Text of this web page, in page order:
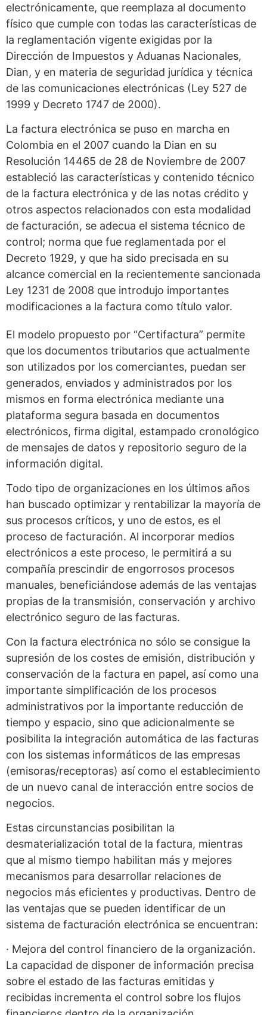
electrónicamente, que reemplaza al documento
físico que cumple con todas las características de
la reglamentación vigente exigidas por la
Dirección de Impuestos y Aduanas Nacionales,
Dian, y en materia de seguridad jurídica y técnica
de las comunicaciones electrónicas (Ley 527 de
1999 y Decreto 1747 de 2000).
La factura electrónica se puso en marcha en
Colombia en el 2007 cuando la Dian en su
Resolución 14465 de 28 de Noviembre de 2007
estableció las características y contenido técnico
de la factura electrónica y de las notas crédito y
otros aspectos relacionados con esta modalidad
de facturación, se adecua el sistema técnico de
control; norma que fue reglamentada por el
Decreto 1929, y que ha sido precisada en su
alcance comercial en la recientemente sancionada
Ley 1231 de 2008 que introdujo importantes
modificaciones a la factura como título valor.
El modelo propuesto por “Certifactura” permite
que los documentos tributarios que actualmente
son utilizados por los comerciantes, puedan ser
generados, enviados y administrados por los
mismos en forma electrónica mediante una
plataforma segura basada en documentos
electrónicos, firma digital, estampado cronológico
de mensajes de datos y repositorio seguro de la
información digital.
Todo tipo de organizaciones en los últimos años
han buscado optimizar y rentabilizar la mayoría de
sus procesos críticos, y uno de estos, es el
proceso de facturación. Al incorporar medios
electrónicos a este proceso, le permitirá a su
compañía prescindir de engorrosos procesos
manuales, beneficiándose además de las ventajas
propias de la transmisión, conservación y archivo
electrónico seguro de las facturas.
Con la factura electrónica no sólo se consigue la
supresión de los costes de emisión, distribución y
conservación de la factura en papel, así como una
importante simplificación de los procesos
administrativos por la importante reducción de
tiempo y espacio, sino que adicionalmente se
posibilita la integración automática de las facturas
con los sistemas informáticos de las empresas
(emisoras/receptoras) así como el establecimiento
de un nuevo canal de interacción entre socios de
negocios.
Estas circunstancias posibilitan la
desmaterialización total de la factura, mientras
que al mismo tiempo habilitan más y mejores
mecanismos para desarrollar relaciones de
negocios más eficientes y productivas. Dentro de
las ventajas que se pueden identificar de un
sistema de facturación electrónica se encuentran:
· Mejora del control financiero de la organización.
La capacidad de disponer de información precisa
sobre el estado de las facturas emitidas y
recibidas incrementa el control sobre los flujos